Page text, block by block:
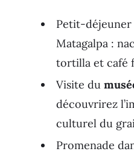
Petit-déjeuner
Matagalpa :
tortilla et café
Visite du
découvrirez
culturel du
Promenade